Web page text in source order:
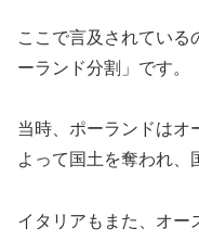
ここで言及されている
ーランド分割」です。
当時、ポーランドはオ
よって国土を奪われ、
イタリアもまた、オー